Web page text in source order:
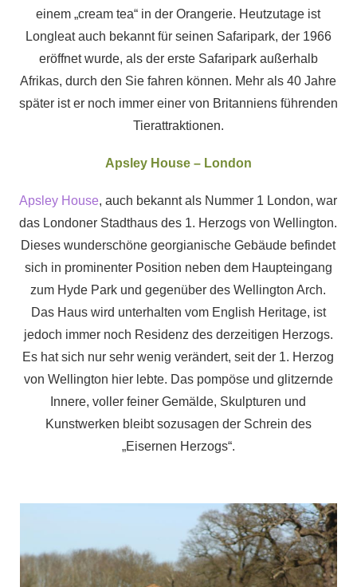
einem „cream tea“ in der Orangerie. Heutzutage ist
Longleat auch bekannt für seinen Safaripark, der 1966
eröffnet wurde, als der erste Safaripark außerhalb
Afrikas, durch den Sie fahren können. Mehr als 40 Jahre
später ist er noch immer einer von Britanniens führenden
Tierattraktionen.
Apsley House – London
Apsley House, auch bekannt als Nummer 1 London, war
das Londoner Stadthaus des 1. Herzogs von Wellington.
Dieses wunderschöne georgianische Gebäude befindet
sich in prominenter Position neben dem Haupteingang
zum Hyde Park und gegenüber des Wellington Arch.
Das Haus wird unterhalten vom English Heritage, ist
jedoch immer noch Residenz des derzeitigen Herzogs.
Es hat sich nur sehr wenig verändert, seit der 1. Herzog
von Wellington hier lebte. Das pompöse und glitzernde
Innere, voller feiner Gemälde, Skulpturen und
Kunstwerken bleibt sozusagen der Schrein des
„Eisernen Herzogs“.